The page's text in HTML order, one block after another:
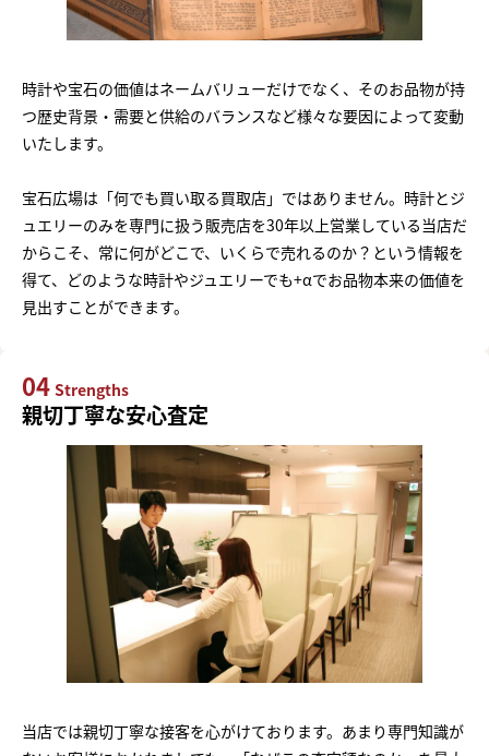
時計や宝石の価値はネームバリューだけでなく、そのお品物が持
つ歴史背景・需要と供給のバランスなど様々な要因によって変動
いたします。
宝石広場は「何でも買い取る買取店」ではありません。時計とジ
ュエリーのみを専門に扱う販売店を30年以上営業している当店だ
からこそ、常に何がどこで、いくらで売れるのか？という情報を
得て、どのような時計やジュエリーでも+αでお品物本来の価値を
見出すことができます。
04 Strengths
親切丁寧な安心査定
当店では親切丁寧な接客を心がけております。あまり専門知識が